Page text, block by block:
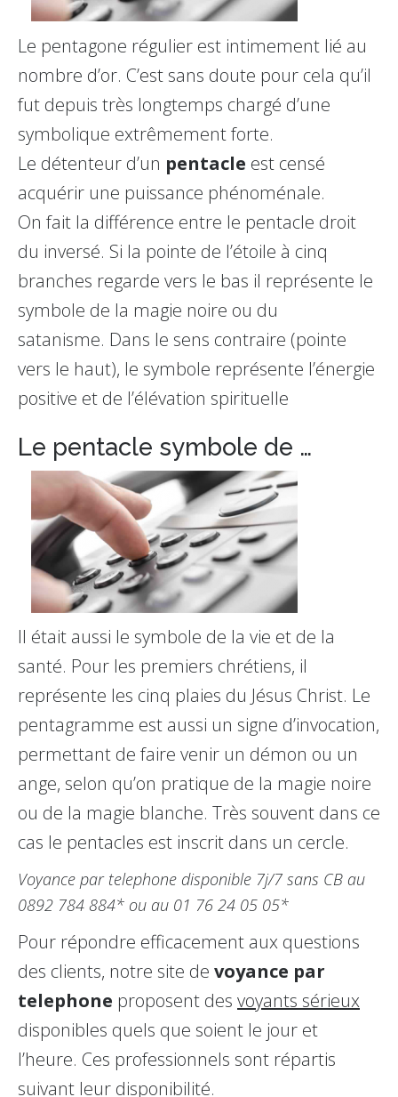
Le pentagone régulier est intimement lié au
nombre d’or. C’est sans doute pour cela qu’il
fut depuis très longtemps chargé d’une
symbolique extrêmement forte.
Le détenteur d’un pentacle est censé
acquérir une puissance phénoménale.
On fait la différence entre le pentacle droit
du inversé. Si la pointe de l’étoile à cinq
branches regarde vers le bas il représente le
symbole de la magie noire ou du
satanisme. Dans le sens contraire (pointe
vers le haut), le symbole représente l’énergie
positive et de l’élévation spirituelle
Le pentacle symbole de …
Il était aussi le symbole de la vie et de la
santé. Pour les premiers chrétiens, il
représente les cinq plaies du Jésus Christ. Le
pentagramme est aussi un signe d’invocation,
permettant de faire venir un démon ou un
ange, selon qu’on pratique de la magie noire
ou de la magie blanche. Très souvent dans ce
cas le pentacles est inscrit dans un cercle.
Voyance par telephone disponible 7j/7 sans CB au
0892 784 884* ou au 01 76 24 05 05*
Pour répondre efficacement aux questions
des clients, notre site de voyance par
telephone proposent des voyants sérieux
disponibles quels que soient le jour et
l’heure. Ces professionnels sont répartis
suivant leur disponibilité.